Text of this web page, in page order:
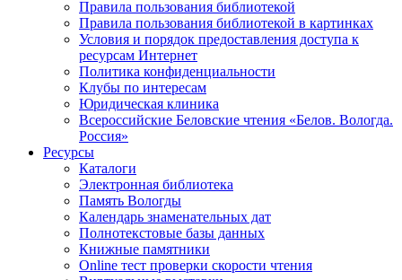
Правила пользования библиотекой
Правила пользования библиотекой в картинках
Условия и порядок предоставления доступа к
ресурсам Интернет
Политика конфиденциальности
Клубы по интересам
Юридическая клиника
Всероссийские Беловские чтения «Белов. Вологда.
Россия»
Ресурсы
Каталоги
Электронная библиотека
Память Вологды
Календарь знаменательных дат
Полнотекстовые базы данных
Книжные памятники
Online тест проверки скорости чтения